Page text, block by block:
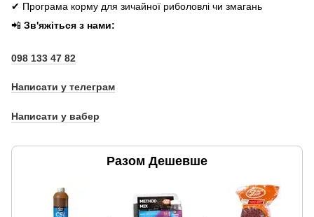
✔ Програма корму для зичайної риболовлі чи змагань
📲 Зв'яжіться з нами:
098 133 47 82
Написати у телеграм
Написати у вабер
Разом Дешевше